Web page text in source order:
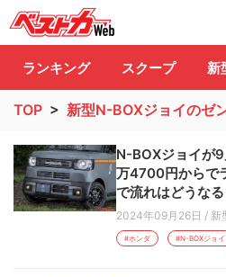
自動車情報誌
ランキング スクープ 新
TOP > 新型N-BOXジョイのゼ
N-BOXジョイが
万4700円からで
で流れはどうな
2024年09月26日 / 新
#ホンダ #N-BOXジョイ